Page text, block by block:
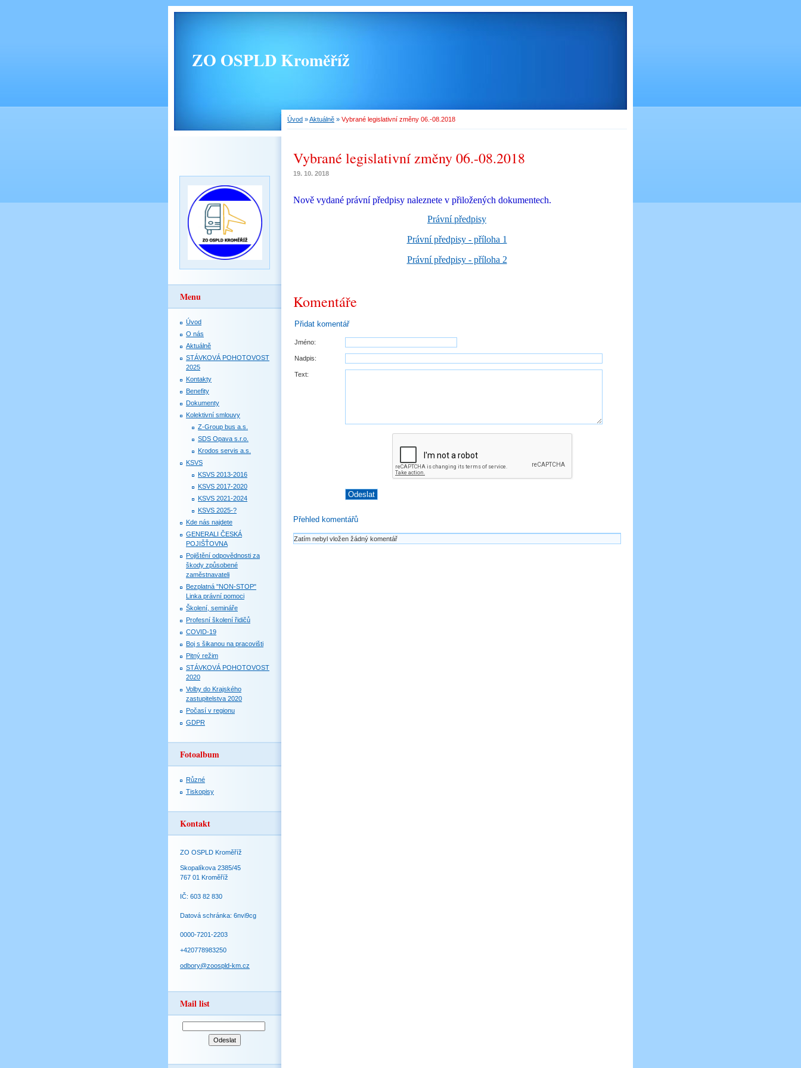
ZO OSPLD Kroměříž
Úvod »Aktuálně » Vybrané legislativní změny 06.-08.2018
Vybrané legislativní změny 06.-08.2018
19. 10. 2018
Nově vydané právní předpisy naleznete v přiložených dokumentech.
Právní předpisy
Právní předpisy - příloha 1
Právní předpisy - příloha 2
Komentáře
Přidat komentář
Jméno:
Nadpis:
Text:
Přehled komentářů
Zatím nebyl vložen žádný komentář
Menu
Úvod
O nás
Aktuálně
STÁVKOVÁ POHOTOVOST
2025
Kontakty
Benefity
Dokumenty
Kolektivní smlouvy
Z-Group bus a.s.
SDS Opava s.r.o.
Krodos servis a.s.
KSVS
KSVS 2013-2016
KSVS 2017-2020
KSVS 2021-2024
KSVS 2025-?
Kde nás najdete
GENERALI ČESKÁ
POJIŠŤOVNA
Pojištění odpovědnosti za
škody způsobené
zaměstnavateli
Bezplatná "NON-STOP"
Linka právní pomoci
Školení, semináře
Profesní školení řidičů
COVID-19
Boj s šikanou na pracovišti
Pitný režim
STÁVKOVÁ POHOTOVOST
2020
Volby do Krajského
zastupitelstva 2020
Počasí v regionu
GDPR
Fotoalbum
Různé
Tiskopisy
Kontakt
ZO OSPLD Kroměříž
Skopalíkova 2385/45
767 01 Kroměříž
IČ: 603 82 830
Datová schránka: 6nvi9cg
0000-7201-2203
+420778983250
odbory@zoospld-km.cz
Mail list